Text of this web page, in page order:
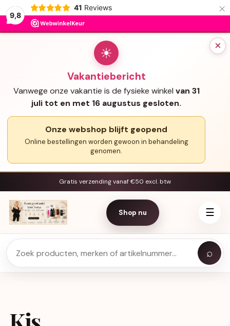
9,8
41 Reviews ×
×
☀
Vakantiebericht
Vanwege onze vakantie is de fysieke winkel van 31
juli tot en met 16 augustus gesloten.
Onze webshop blijft geopend
Online bestellingen worden gewoon in behandeling
genomen.
Gratis verzending vanaf €50 excl. btw
Shop nu ☰
⌕